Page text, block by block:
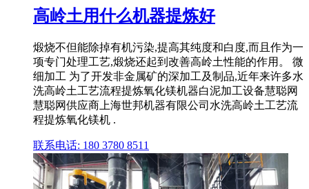
高岭土用什么机器提炼好
煅烧不但能除掉有机污染,提高其纯度和白度,而且作为一
项专门处理工艺,煅烧还起到改善高岭土性能的作用。 微
细加工 为了开发非金属矿的深加工及制品,近年来许多水
洗高岭土工艺流程提炼氧化镁机器白泥加工设备慧聪网
慧聪网供应商上海世邦机器有限公司水洗高岭土工艺流
程提炼氧化镁机 .
联系电话: 180 3780 8511